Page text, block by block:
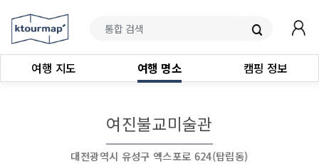
여행 지도 여행 명소 캠핑 정보
여진불교미술관
대전광역시 유성구 엑스포로 624(탑립동)